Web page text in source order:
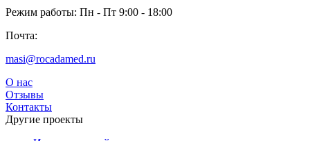
Режим работы: Пн - Пт 9:00 - 18:00
Почта:
masi@rocadamed.ru
О нас
Отзывы
Контакты
Другие проекты